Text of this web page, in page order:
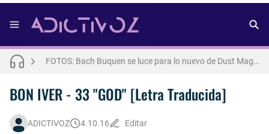
FOTOS: Lo mejor del modelo brasileño Andros
BON IVER - 33 "GOD" [Letra Traducida]
ADICTIVOZ 4.10.16 Editar